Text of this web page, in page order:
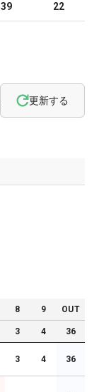
39 22
更新する
8 9 OUT
3 4 36
3 4 36